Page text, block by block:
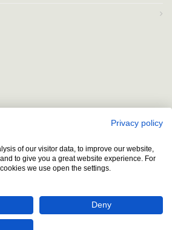
Privacy policy
of our visitor data, to improve our website,
to give you a great website experience. For
we use open the settings.
Deny